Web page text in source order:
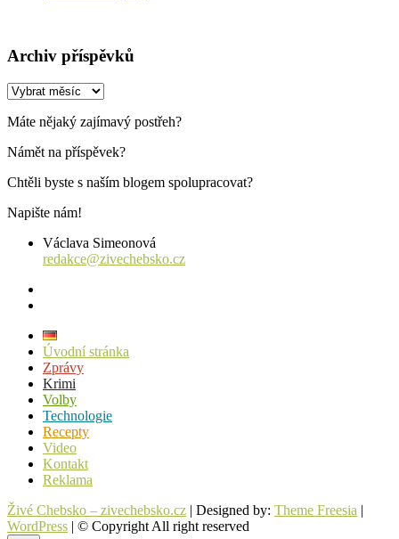
Archiv příspěvků
Archiv
Máte nějaký zajímavý postřeh?
Námět na příspěvek?
Chtěli byste s naším blogem spolupracovat?
Napište nám!
Václava Simeonová
redakce@zivechebsko.cz
Úvodní stránka
Zprávy
Krimi
Volby
Technologie
Recepty
Video
Kontakt
Reklama
Živé Chebsko – zivechebsko.cz | Designed by: Theme Freesia |
WordPress | © Copyright All right reserved